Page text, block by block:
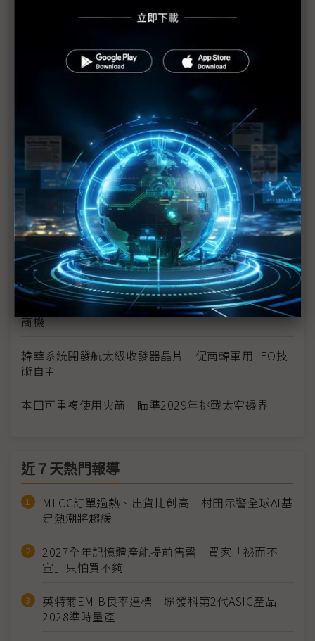
聯網立方衛星
不用羨慕南韓世界號 台灣在軌推進技術有望成功
火箭發射成本若降低 立方衛星將百家爭鳴
台灣太空三期計畫大改 國家安全與產業發展雙向並
進
次世代通訊聯盟聚焦6G、衛星戰略 打造產業跨域鐵
三角
南韓世界號第4次發射成功 民營宇宙價值鏈大放異
彩
科技1分鐘：南韓世界號火箭
FD-SOI成三星成熟製程主力 偕意法半導體布局航太
商機
韓華系統開發航太級收發器晶片 促南韓軍用LEO技
術自主
本田可重複使用火箭 瞄準2029年挑戰太空邊界
近７天熱門報導
MLCC訂單過熱、出貨比創高 村田示警全球AI基
建熱潮將趨緩
2027全年記憶體產能提前售罄 買家「祕而不
宣」只怕買不夠
英特爾EMIB良率達標 聯發科第2代ASIC產品
2028準時量產